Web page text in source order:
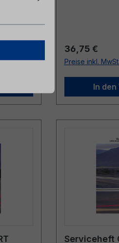
Regulärer
36,75 €
Preise inkl.
In
Serviceheft